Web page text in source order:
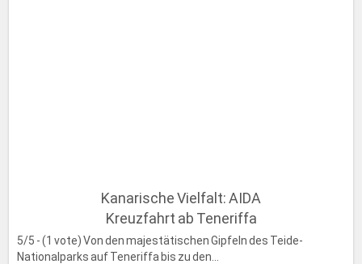
Kanarische Vielfalt: AIDA
Kreuzfahrt ab Teneriffa
5/5 - (1 vote) Von den majestätischen Gipfeln des Teide-
Nationalparks auf Teneriffa bis zu den...